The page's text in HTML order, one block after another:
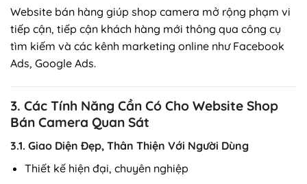
Website bán hàng giúp shop camera mở rộng phạm vi
tiếp cận, tiếp cận khách hàng mới thông qua công cụ
tìm kiếm và các kênh marketing online như Facebook
Ads, Google Ads.
3. Các Tính Năng Cần Có Cho Website Shop
Bán Camera Quan Sát
3.1. Giao Diện Đẹp, Thân Thiện Với Người Dùng
Thiết kế hiện đại, chuyên nghiệp